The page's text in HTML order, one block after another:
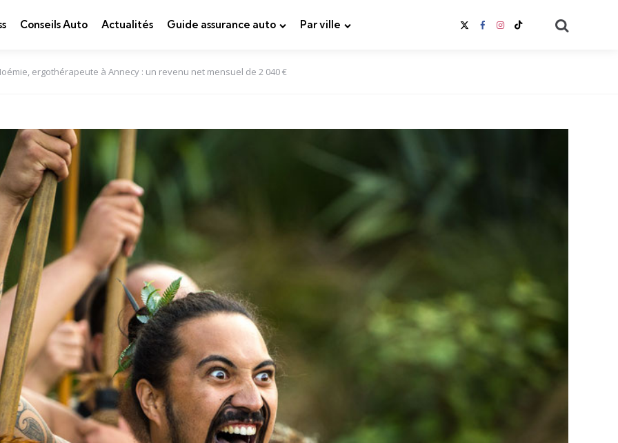
Conseils Auto Actualités Guide assurance auto Par ville
ergothérapeute à Annecy : un revenu net mensuel de 2 040 €